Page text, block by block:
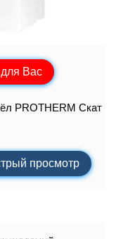
Вас
PROTHERM Скат
просмотр